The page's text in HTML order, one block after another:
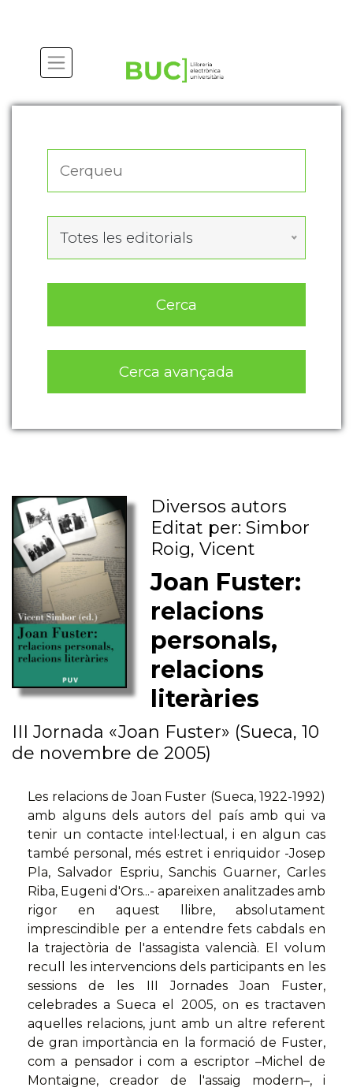
Totes les editorials
Cerca
Cerca avançada
Diversos autors
Editat per: Simbor
Roig, Vicent
Joan Fuster:
relacions
personals,
relacions
literàries
III Jornada «Joan Fuster» (Sueca, 10
de novembre de 2005)
Les relacions de Joan Fuster (Sueca, 1922-1992)
amb alguns dels autors del país amb qui va
tenir un contacte intel·lectual, i en algun cas
també personal, més estret i enriquidor -Josep
Pla, Salvador Espriu, Sanchis Guarner, Carles
Riba, Eugeni d'Ors...- apareixen analitzades amb
rigor en aquest llibre, absolutament
imprescindible per a entendre fets cabdals en
la trajectòria de l'assagista valencià. El volum
recull les intervencions dels participants en les
sessions de les III Jornades Joan Fuster,
celebrades a Sueca el 2005, on es tractaven
aquelles relacions, junt amb un altre referent
de gran importància en la formació de Fuster,
com a pensador i com a escriptor –Michel de
Montaigne, creador de l'assaig modern–, i